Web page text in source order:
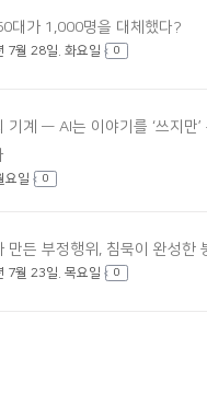
대가 1,000명을 대체했다?
7월 28일. 화요일 0
기계 — AI는 이야기를 ‘쓰지만’
요일 0
만든 부정행위, 침묵이 완성한
7월 23일. 목요일 0